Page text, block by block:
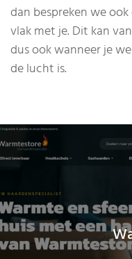
dan bespreken we
vlak met je. Dit kan
dus ook wanneer je
de lucht is.